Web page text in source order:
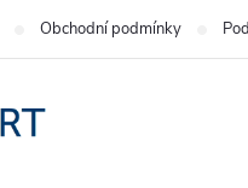
Obchodní podmínky